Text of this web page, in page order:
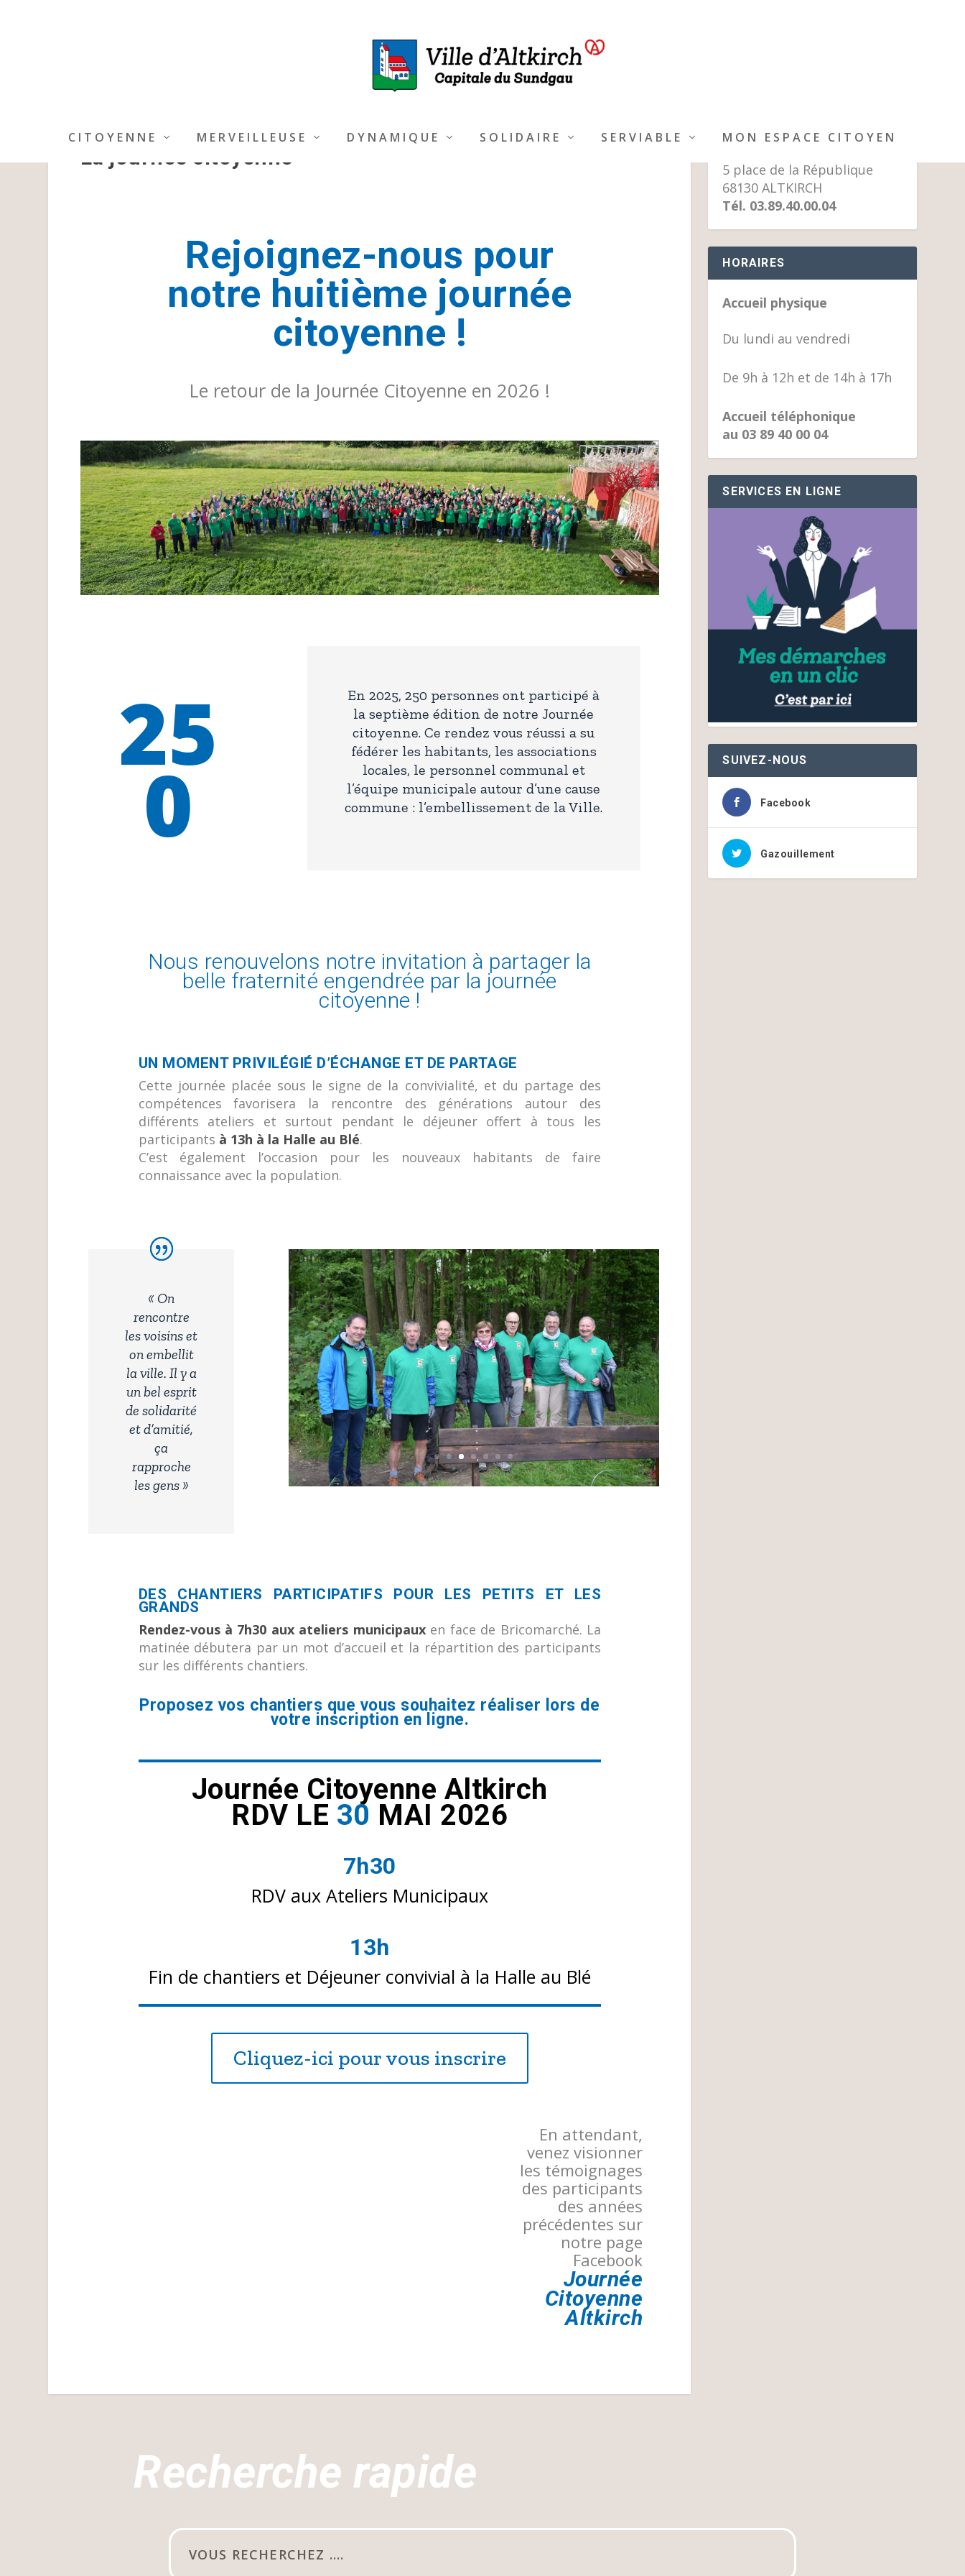
CITOYENNE MERVEILLEUSE DYNAMIQUE SOLIDAIRE SERVIABLE MON ESPACE CITOYEN
La journée citoyenne
Rejoignez-nous pour
notre huitième journée
citoyenne !
Le retour de la Journée Citoyenne en 2026 !
25
0
En 2025, 250 personnes ont participé à
la septième édition de notre Journée
citoyenne. Ce rendez vous réussi a su
fédérer les habitants, les associations
locales, le personnel communal et
l’équipe municipale autour d’une cause
commune : l’embellissement de la Ville.
Nous renouvelons notre invitation à partager la
belle fraternité engendrée par la journée
citoyenne !
UN MOMENT PRIVILÉGIÉ D’ÉCHANGE ET DE PARTAGE
Cette journée placée sous le signe de la convivialité, et du partage des
compétences favorisera la rencontre des générations autour des
différents ateliers et surtout pendant le déjeuner offert à tous les
participants à 13h à la Halle au Blé.
C’est également l’occasion pour les nouveaux habitants de faire
connaissance avec la population.
« On
rencontre
les voisins et
on embellit
la ville. Il y a
un bel esprit
de solidarité
et d’amitié,
ça
rapproche
les gens »
DES CHANTIERS PARTICIPATIFS POUR LES PETITS ET LES
GRANDS
Rendez-vous à 7h30 aux ateliers municipaux en face de Bricomarché. La
matinée débutera par un mot d’accueil et la répartition des participants
sur les différents chantiers.
Proposez vos chantiers que vous souhaitez réaliser lors de
votre inscription en ligne.
Journée Citoyenne Altkirch
RDV LE 30 MAI 2026
7h30
RDV aux Ateliers Municipaux
13h
Fin de chantiers et Déjeuner convivial à la Halle au Blé
Cliquez-ici pour vous inscrire
En attendant,
venez visionner
les témoignages
des participants
des années
précédentes sur
notre page
Facebook
Journée
Citoyenne
Altkirch
MAIRIE D’ALTKIRCH
5 place de la République
68130 ALTKIRCH
Tél. 03.89.40.00.04
HORAIRES
Accueil physique
Du lundi au vendredi
De 9h à 12h et de 14h à 17h
Accueil téléphonique
au 03 89 40 00 04
SERVICES EN LIGNE
SUIVEZ-NOUS
Facebook
Gazouillement
Recherche rapide